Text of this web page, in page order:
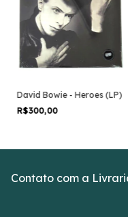
David Bowie - Heroes (LP)
R$300,00
Contato com a